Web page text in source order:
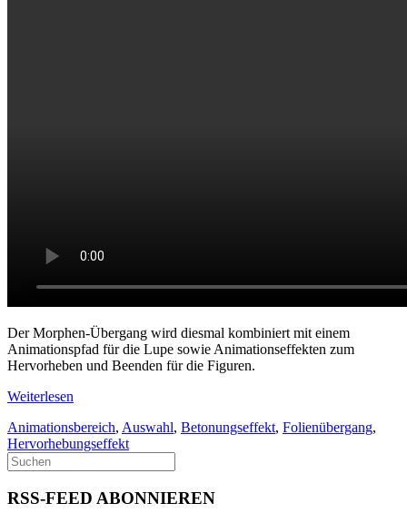
Der Morphen-Übergang wird diesmal kombiniert mit einem
Animationspfad für die Lupe sowie Animationseffekten zum
Hervorheben und Beenden für die Figuren.
Weiterlesen
Animationsbereich, Auswahl, Betonungseffekt, Folienübergang,
Hervorhebungseffekt
RSS-FEED ABONNIEREN